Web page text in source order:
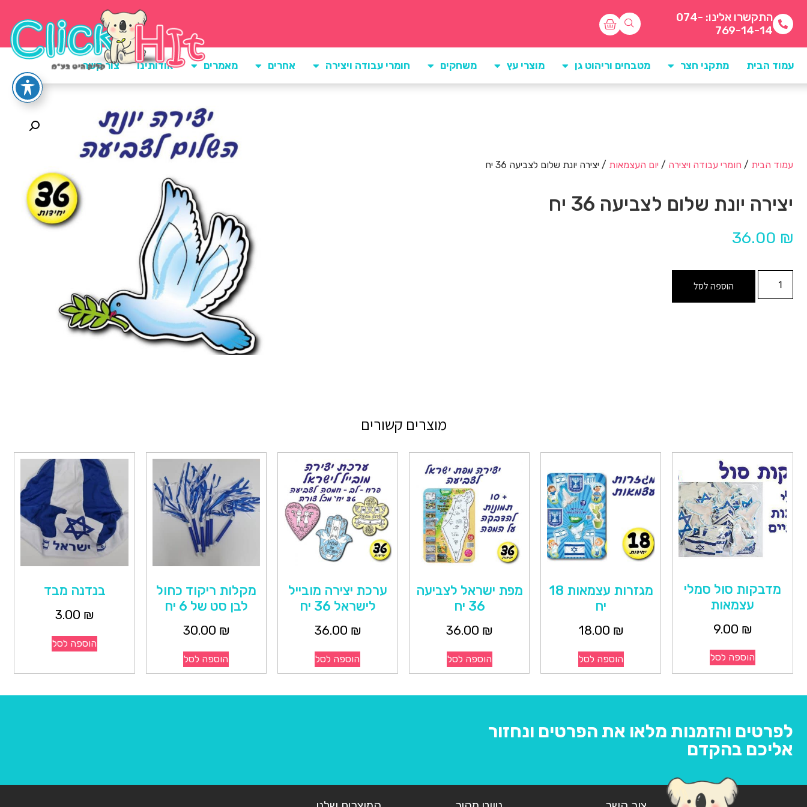
התקשרו אלינו: 074-
769-14-14
עמוד הבית מתקני חצר מטבחים וריהוט גן מוצרי עץ משחקים חומרי עבודה ויצירה אחרים מאמרים אודותינו צור קשר
עמוד הבית / חומרי עבודה ויצירה / יום העצמאות / יצירה יונת שלום לצביעה 36 יח
יצירה יונת שלום לצביעה 36 יח
36.00 ₪
הוספה לסל
מוצרים קשורים
מדבקות סול סמלי
עצמאות
9.00 ₪
הוספה לסל
מגזרות עצמאות 18
יח
18.00 ₪
הוספה לסל
מפת ישראל לצביעה
36 יח
36.00 ₪
הוספה לסל
ערכת יצירה מובייל
לישראל 36 יח
36.00 ₪
הוספה לסל
מקלות ריקוד כחול
לבן סט של 6 יח
30.00 ₪
הוספה לסל
בנדנה מבד
3.00 ₪
הוספה לסל
לפרטים והזמנות מלאו את הפרטים ונחזור
אליכם בהקדם